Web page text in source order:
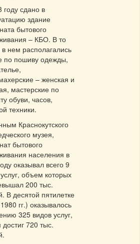
году сдано в
здание
бытового
– КБО. В то
нем располагались
по пошиву одежды,
– женская и
мастерские по
обуви, часов,
техники.
Краснокутского
музея,
бытового
населения в
оказывал всего 9
объем которых
200 тыс.
В десятой пятилетке
гг.) оказывалось
325 видов услуг,
720 тыс.